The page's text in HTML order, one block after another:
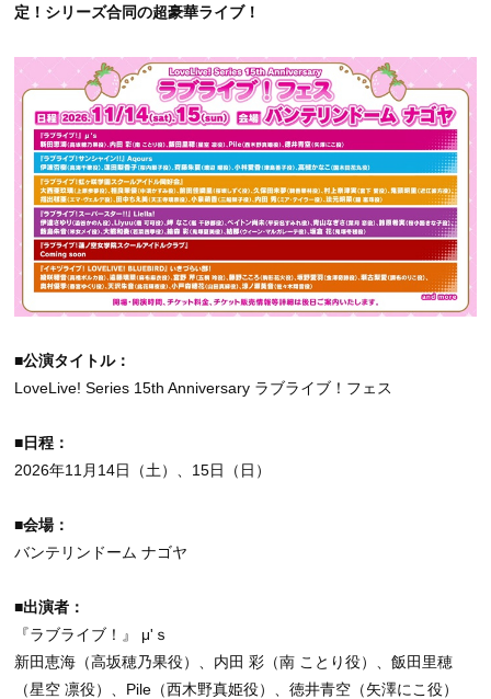
定！シリーズ合同の超豪華ライブ！
■公演タイトル：
LoveLive! Series 15th Anniversary ラブライブ！フェス
■日程：
2026年11月14日（土）、15日（日）
■会場：
バンテリンドーム ナゴヤ
■出演者：
『ラブライブ！』 μ'ｓ
新田恵海（高坂穂乃果役）、内田 彩（南 ことり役）、飯田里穂
（星空 凛役）、Pile（西木野真姫役）、徳井青空（矢澤にこ役）